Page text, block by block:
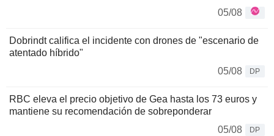
05/08
Dobrindt califica el incidente con drones de "escenario de
atentado híbrido"
05/08
DP
RBC eleva el precio objetivo de Gea hasta los 73 euros y
mantiene su recomendación de sobreponderar
05/08
DP